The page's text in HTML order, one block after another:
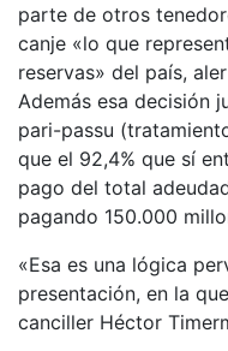
parte de otros
canje «lo que
reservas» del país,
Además esa decisión
pari-passu
que el 92,4% que sí
pago del total
pagando 150.000
«Esa es una lógica
presentación, en la
canciller Héctor